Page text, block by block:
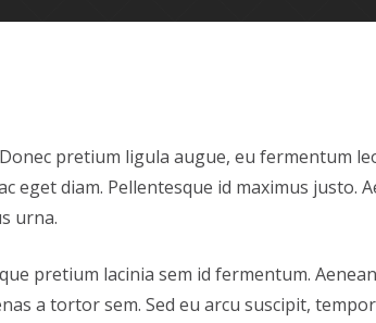
pretium ligula augue, eu fermentum
eget diam. Pellentesque id maximus
urna.
pretium lacinia sem id fermentum.
a tortor sem. Sed eu arcu suscipit,